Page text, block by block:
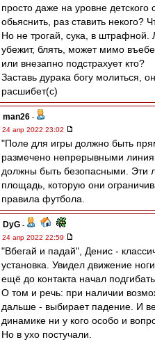
просто даже на уровне детского
обьяснить, раз ставить некого?
Но не трогай, сука, в штрафной.
убежит, блять, может мимо
или внезапно подстрахует кто?
Заставь дурака богу молиться,
расшибет(с)
man26 -
24 апр 2022 23:02
"Поле для игры должно быть
размечено непрерывными
должны быть безопасными. Эти
площадь, которую они
правила футбола.
DyG -
24 апр 2022 22:59
"Вбегай и падай", Денис -
установка. Увидел движение
ещё до контакта начал подгибать
О том и речь: при наличии
дальше - выбирает падение. И
динамике ни у кого особо и
Но в ухо постучали.